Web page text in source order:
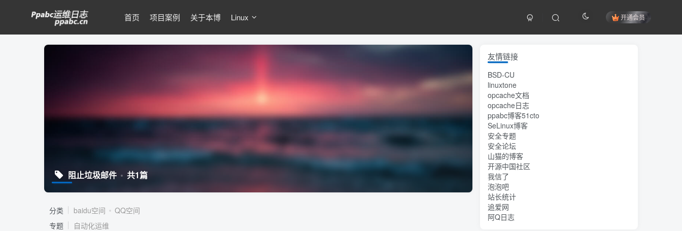
首页 项目案例 关于本博 Linux 开通会员
阻止垃圾邮件 共1篇
分类 baidu空间
QQ空间
专题
自动化运维
友情链接
BSD-CU
linuxtone
opcache文档
opcache日志
ppabc博客51cto
SeLinux博客
安全专题
安全论坛
山猫的博客
开源中国社区
我信了
泡泡吧
站长统计
追爱网
阿Q日志